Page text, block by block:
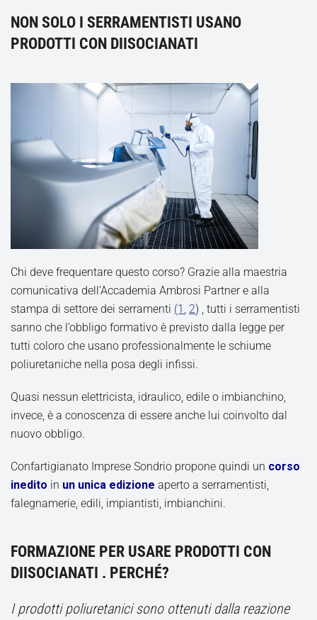
NON SOLO I SERRAMENTISTI USANO
PRODOTTI CON DIISOCIANATI
Chi deve frequentare questo corso? Grazie alla maestria
comunicativa dell’Accademia Ambrosi Partner e alla
stampa di settore dei serramenti (1 2) , tutti i serramentisti
sanno che l’obbligo formativo è previsto dalla legge per
tutti coloro che usano professionalmente le schiume
poliuretaniche nella posa degli infissi.
Quasi nessun elettricista, idraulico, edile o imbianchino,
invece, è a conoscenza di essere anche lui coinvolto dal
nuovo obbligo.
Confartigianato Imprese Sondrio propone quindi un corso
inedito in un unica edizione aperto a serramentisti,
falegnamerie, edili, impiantisti, imbianchini.
FORMAZIONE PER USARE PRODOTTI CON
DIISOCIANATI . PERCHÉ?
I prodotti poliuretanici sono ottenuti dalla reazione